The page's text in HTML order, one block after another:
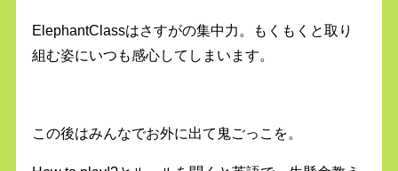
ElephantClassはさすがの集中力。もくもくと取り
組む姿にいつも感心してしまいます。
この後はみんなでお外に出て鬼ごっこを。